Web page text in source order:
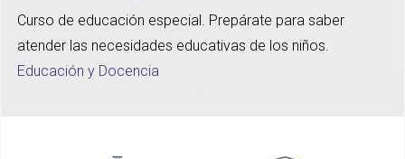
Curso de educación especial. Prepárate para saber
atender las necesidades educativas de los niños.
Educación y Docencia